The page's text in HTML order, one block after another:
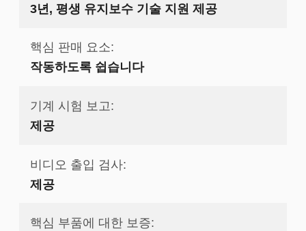
3년, 평생 유지보수 기술 지원 제공
핵심 판매 요소:
작동하도록 쉽습니다
기계 시험 보고:
제공
비디오 출입 검사:
제공
핵심 부품에 대한 보증: